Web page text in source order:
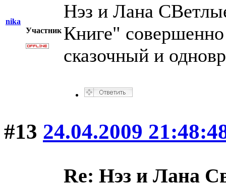
nika
Участник
Нэз и Лана
Книге"
сказочный и
#13 24.04.2009
Re: Нэз и Лана